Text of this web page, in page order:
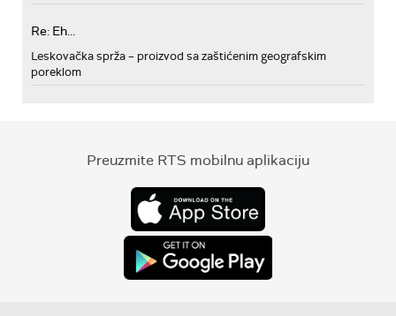
Re: Eh...
Leskovačka sprža – proizvod sa zaštićenim geografskim
poreklom
Preuzmite RTS mobilnu aplikaciju